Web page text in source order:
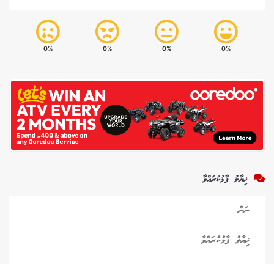
0%
0%
0%
0%
ޚިޔާލު ފާޅުކުރައްވާ